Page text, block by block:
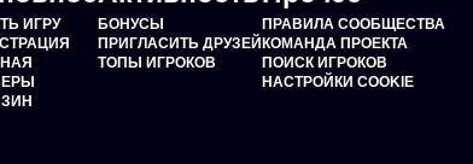
ИГРУ
БОНУСЫ
ПРИГЛАСИТЬ ДРУЗЕЙ
ТОПЫ ИГРОКОВ
ПРАВИЛА СООБЩЕСТВА
КОМАНДА ПРОЕКТА
ПОИСК ИГРОКОВ
НАСТРОЙКИ COOKIE